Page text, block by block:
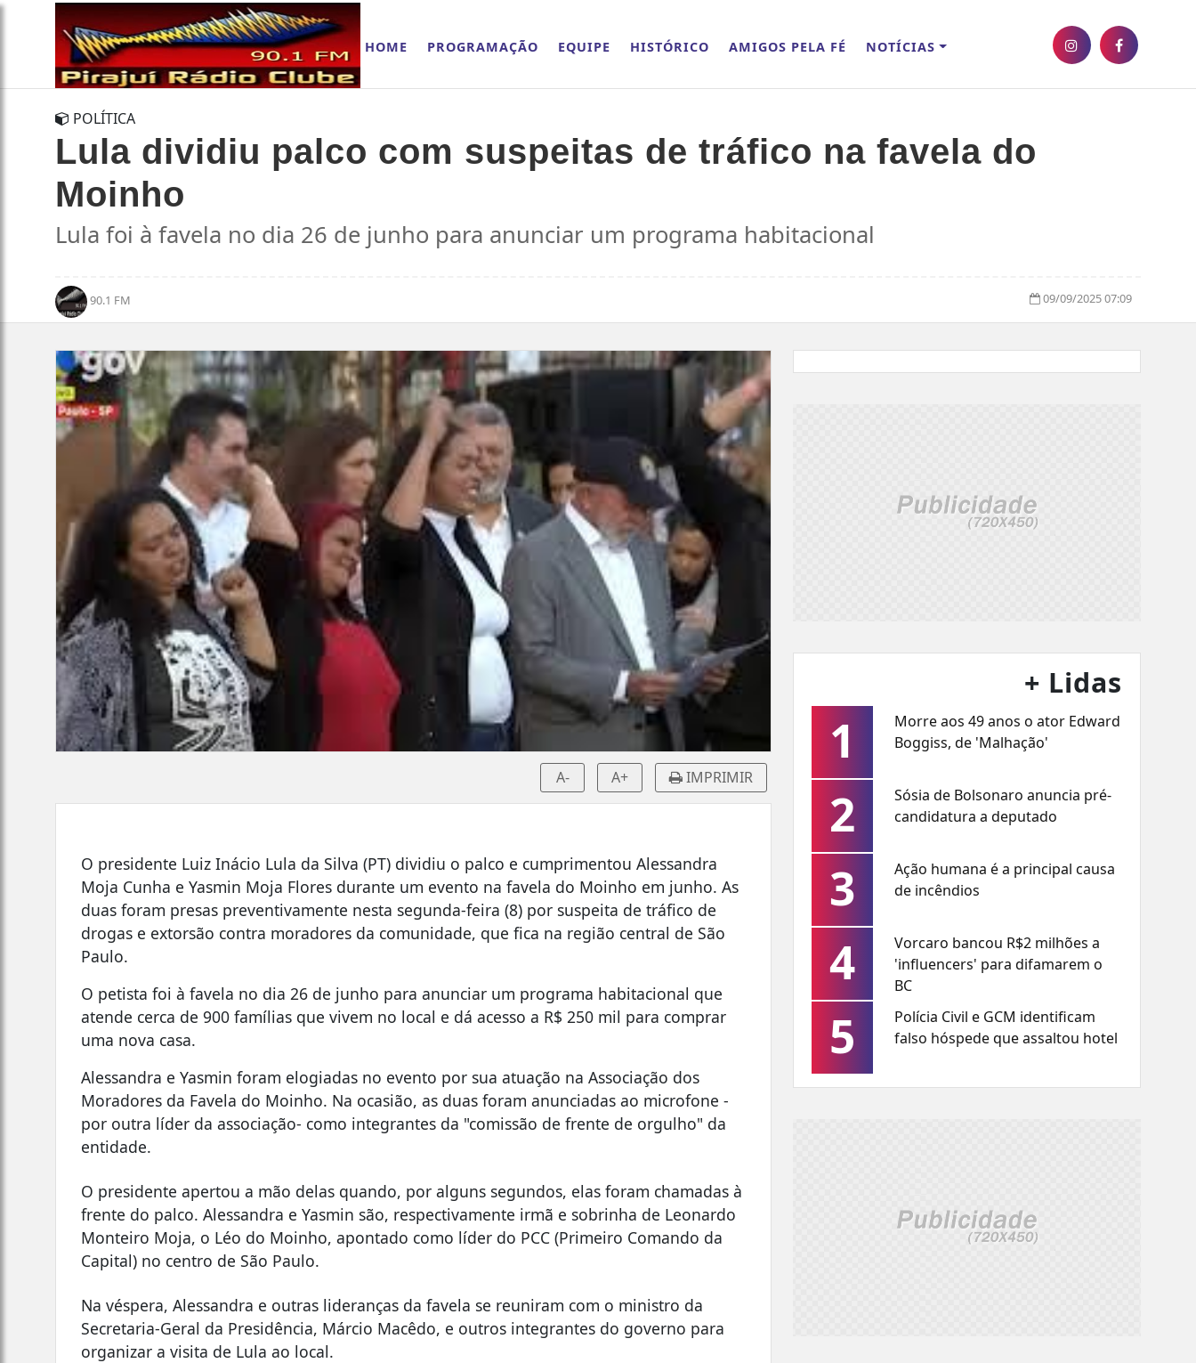
HOME PROGRAMAÇÃO EQUIPE HISTÓRICO AMIGOS PELA FÉ NOTÍCIAS
POLÍTICA
Lula dividiu palco com suspeitas de tráfico na favela do
Moinho
Lula foi à favela no dia 26 de junho para anunciar um programa habitacional
90.1 FM 09/09/2025 07:09
A- A+ IMPRIMIR
O presidente Luiz Inácio Lula da Silva (PT) dividiu o palco e cumprimentou Alessandra
Moja Cunha e Yasmin Moja Flores durante um evento na favela do Moinho em junho. As
duas foram presas preventivamente nesta segunda-feira (8) por suspeita de tráfico de
drogas e extorsão contra moradores da comunidade, que fica na região central de São
Paulo.
O petista foi à favela no dia 26 de junho para anunciar um programa habitacional que
atende cerca de 900 famílias que vivem no local e dá acesso a R$ 250 mil para comprar
uma nova casa.
Alessandra e Yasmin foram elogiadas no evento por sua atuação na Associação dos
Moradores da Favela do Moinho. Na ocasião, as duas foram anunciadas ao microfone -
por outra líder da associação- como integrantes da "comissão de frente de orgulho" da
entidade.
O presidente apertou a mão delas quando, por alguns segundos, elas foram chamadas à
frente do palco. Alessandra e Yasmin são, respectivamente irmã e sobrinha de Leonardo
Monteiro Moja, o Léo do Moinho, apontado como líder do PCC (Primeiro Comando da
Capital) no centro de São Paulo.
Na véspera, Alessandra e outras lideranças da favela se reuniram com o ministro da
Secretaria-Geral da Presidência, Márcio Macêdo, e outros integrantes do governo para
organizar a visita de Lula ao local.
+ Lidas
1
Morre aos 49 anos o ator Edward
Boggiss, de 'Malhação'
2
Sósia de Bolsonaro anuncia pré-
candidatura a deputado
3
Ação humana é a principal causa
de incêndios
4
Vorcaro bancou R$2 milhões a
'influencers' para difamarem o
BC
5
Polícia Civil e GCM identificam
falso hóspede que assaltou hotel